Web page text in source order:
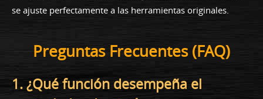
se ajuste perfectamente a las herramientas originales.
Preguntas Frecuentes (FAQ)
1. ¿Qué función desempeña el